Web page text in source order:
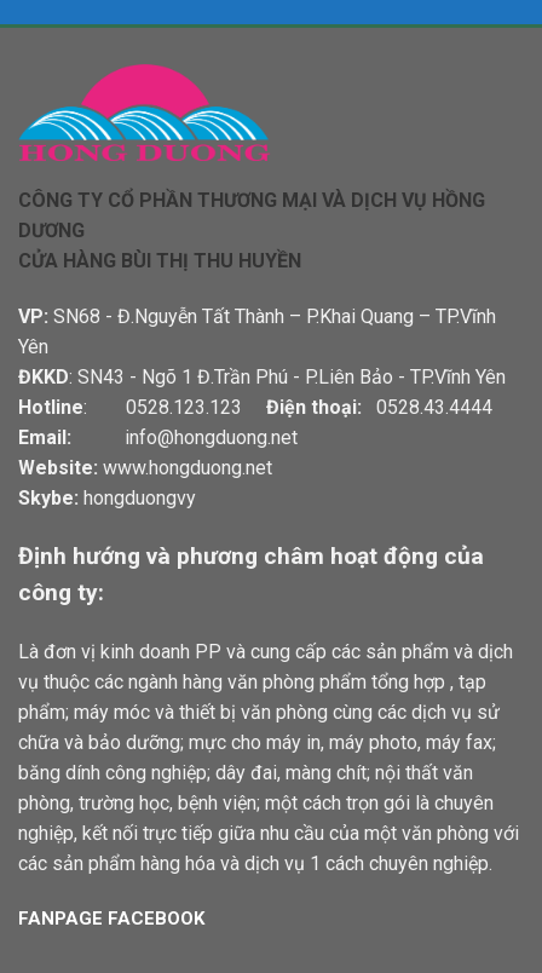
CÔNG TY CỔ PHẦN THƯƠNG MẠI VÀ DỊCH VỤ HỒNG
DƯƠNG
CỬA HÀNG BÙI THỊ THU HUYỀN
VP: SN68 - Đ.Nguyễn Tất Thành – P.Khai Quang – TP.Vĩnh
Yên
ĐKKD: SN43 - Ngõ 1 Đ.Trần Phú - P.Liên Bảo - TP.Vĩnh Yên
Hotline: 0528.123.123 Điện thoại: 0528.43.4444
Email:
info@hongduong.net
Website: www.hongduong.net
Skybe: hongduongvy
Định hướng và phương châm hoạt động của
công ty:
Là đơn vị kinh doanh PP và cung cấp các sản phẩm và dịch
vụ thuộc các ngành hàng văn phòng phẩm tổng hợp , tạp
phẩm; máy móc và thiết bị văn phòng cùng các dịch vụ sử
chữa và bảo dưỡng; mực cho máy in, máy photo, máy fax;
băng dính công nghiệp; dây đai, màng chít; nội thất văn
phòng, trường học, bệnh viện; một cách trọn gói là chuyên
nghiệp, kết nối trực tiếp giữa nhu cầu của một văn phòng với
các sản phẩm hàng hóa và dịch vụ 1 cách chuyên nghiệp.
FANPAGE FACEBOOK